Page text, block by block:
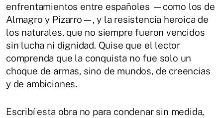
enfrentamientos entre españoles —como los de
Almagro y Pizarro—, y la resistencia heroica de
los naturales, que no siempre fueron vencidos
sin lucha ni dignidad. Quise que el lector
comprenda que la conquista no fue solo un
choque de armas, sino de mundos, de creencias
y de ambiciones.
Escribí esta obra no para condenar sin medida,